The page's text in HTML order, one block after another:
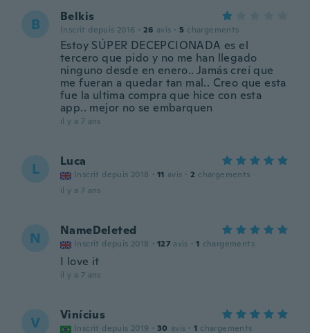
B Belkis
Inscrit depuis 2016 · 26 avis · 5 chargements
Estoy SÚPER DECEPCIONADA es el
tercero que pido y no me han llegado
ninguno desde en enero.. Jamás creí que
me fueran a quedar tan mal.. Creo que esta
fue la ultima compra que hice con esta
app.. mejor no se embarquen
il y a 7 ans
L Luca
Inscrit depuis 2018 · 11 avis · 2 chargements
il y a 7 ans
N NameDeleted
Inscrit depuis 2018 · 127 avis · 1 chargements
I love it
il y a 7 ans
V Vinícius
Inscrit depuis 2019 · 30 avis · 1 chargements